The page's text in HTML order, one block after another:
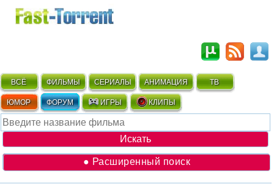
ВСЁ ФИЛЬМЫ СЕРИАЛЫ АНИМАЦИЯ ТВ
ЮМОР ФОРУМ ИГРЫ КЛИПЫ
● Расширенный поиск